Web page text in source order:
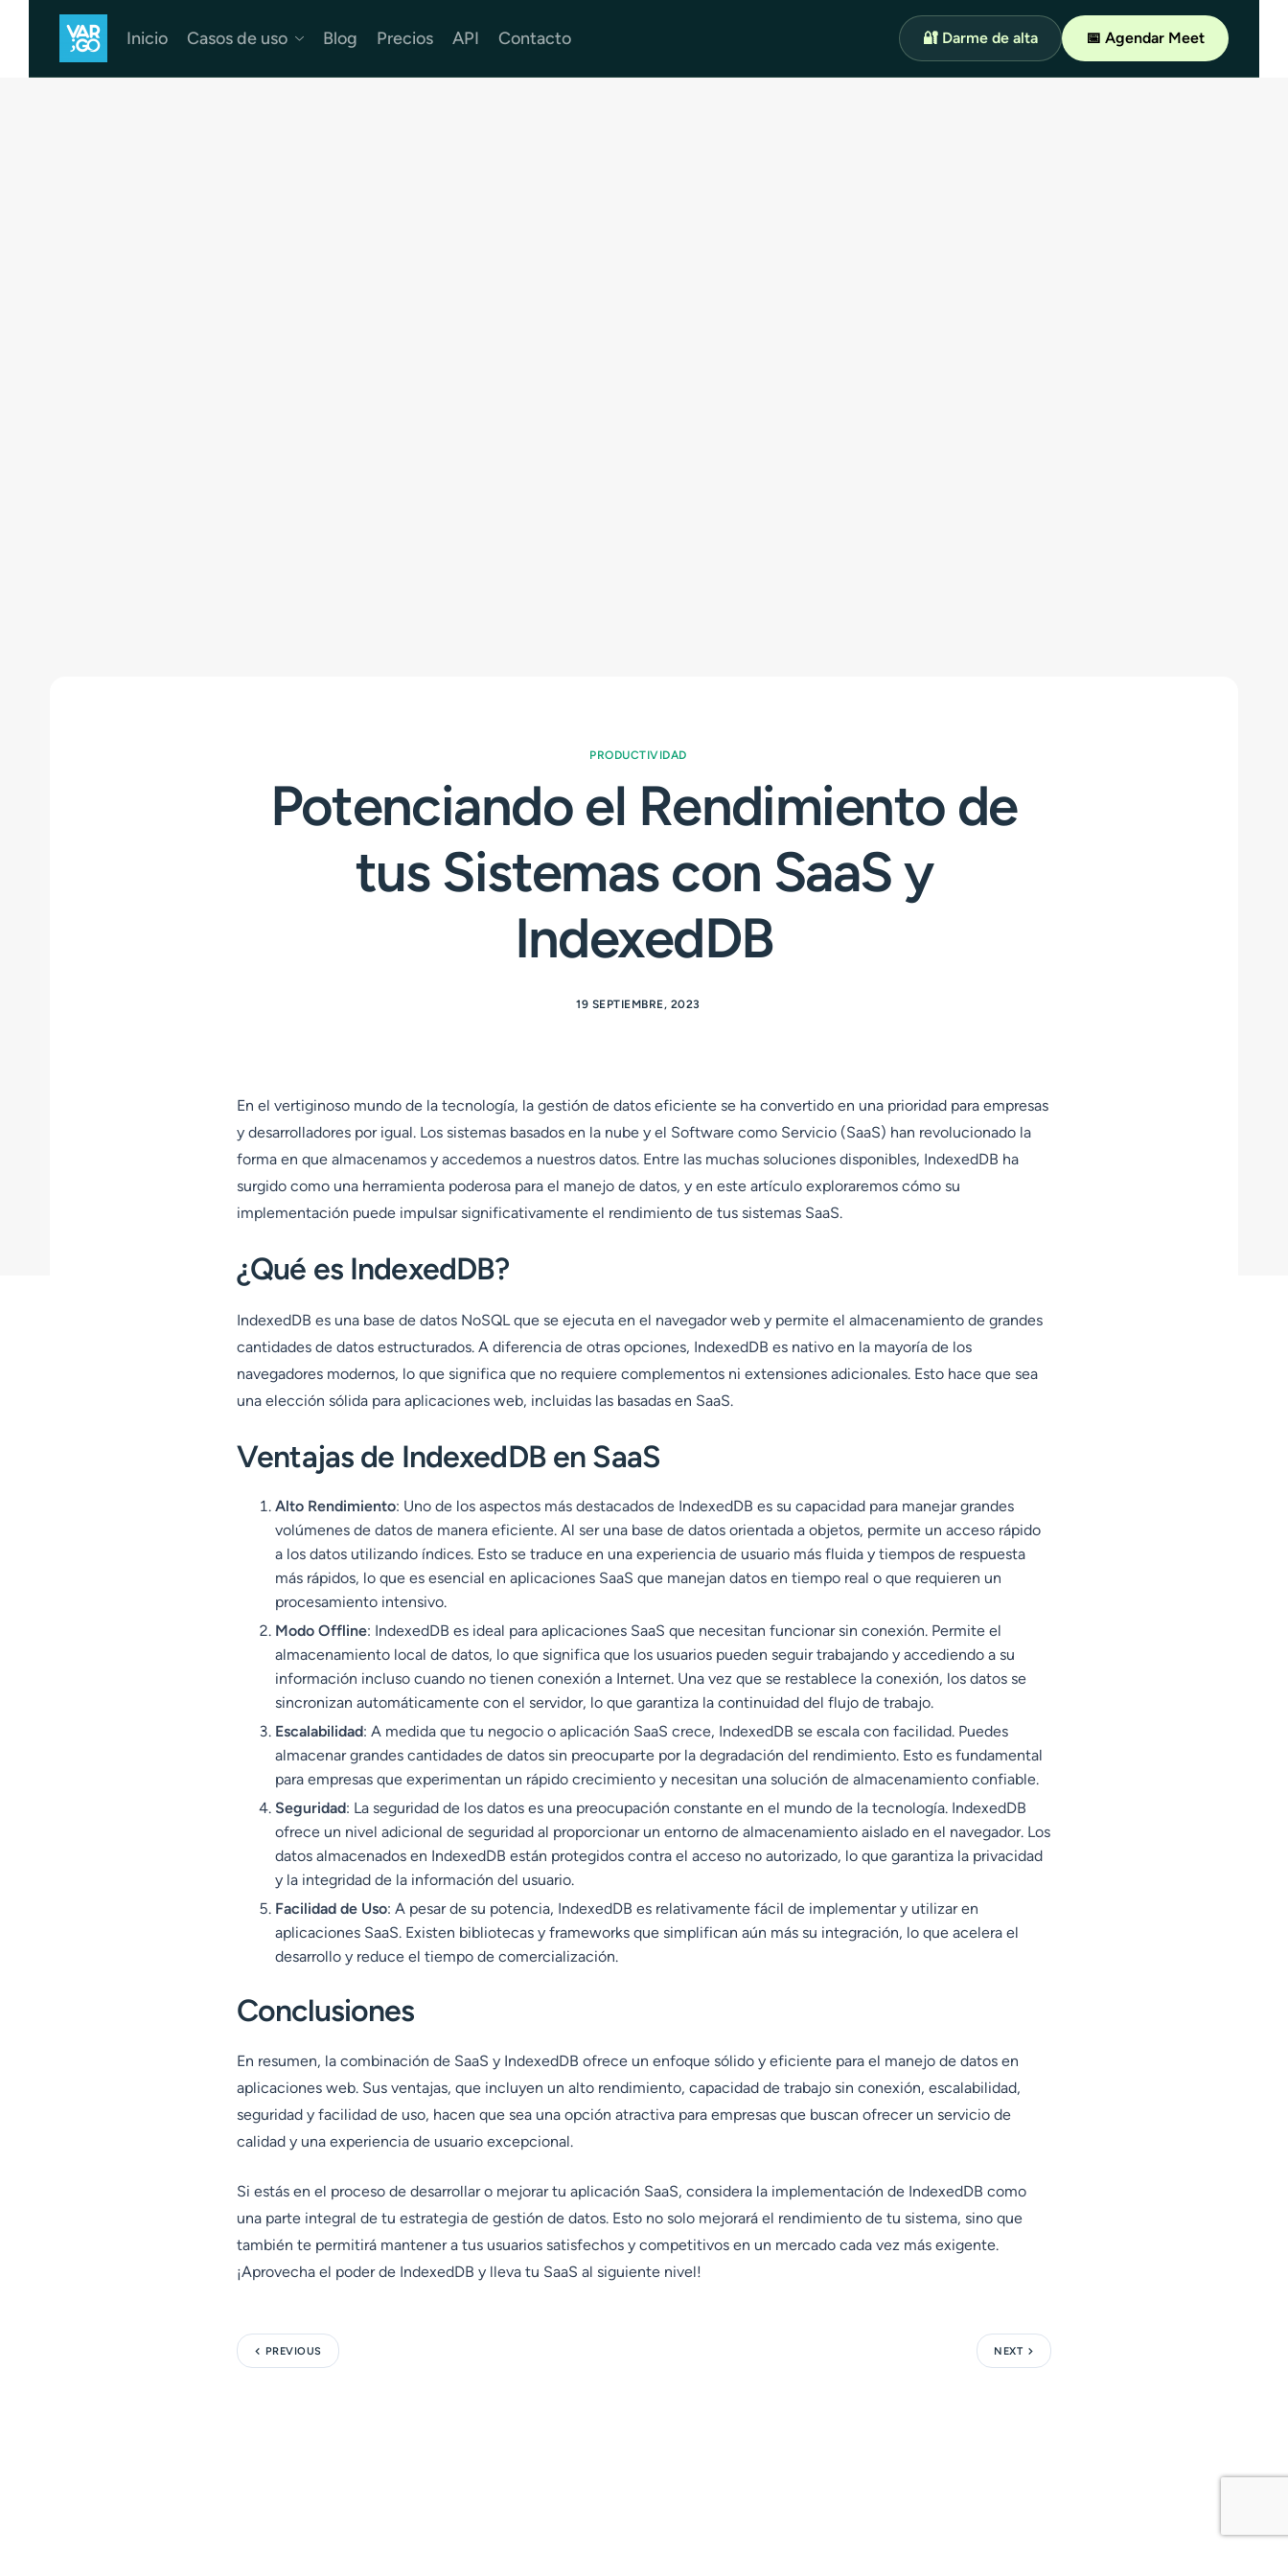
Inicio Casos de uso Blog Precios API Contacto 🔐 Darme de alta 📅 Agendar Meet
PRODUCTIVIDAD
Potenciando el Rendimiento de
tus Sistemas con SaaS y
IndexedDB
19 SEPTIEMBRE, 2023
En el vertiginoso mundo de la tecnología, la gestión de datos eficiente se ha convertido en una prioridad para empresas
y desarrolladores por igual. Los sistemas basados en la nube y el Software como Servicio (SaaS) han revolucionado la
forma en que almacenamos y accedemos a nuestros datos. Entre las muchas soluciones disponibles, IndexedDB ha
surgido como una herramienta poderosa para el manejo de datos, y en este artículo exploraremos cómo su
implementación puede impulsar significativamente el rendimiento de tus sistemas SaaS.
¿Qué es IndexedDB?
IndexedDB es una base de datos NoSQL que se ejecuta en el navegador web y permite el almacenamiento de grandes
cantidades de datos estructurados. A diferencia de otras opciones, IndexedDB es nativo en la mayoría de los
navegadores modernos, lo que significa que no requiere complementos ni extensiones adicionales. Esto hace que sea
una elección sólida para aplicaciones web, incluidas las basadas en SaaS.
Ventajas de IndexedDB en SaaS
Alto Rendimiento: Uno de los aspectos más destacados de IndexedDB es su capacidad para manejar grandes
volúmenes de datos de manera eficiente. Al ser una base de datos orientada a objetos, permite un acceso rápido
a los datos utilizando índices. Esto se traduce en una experiencia de usuario más fluida y tiempos de respuesta
más rápidos, lo que es esencial en aplicaciones SaaS que manejan datos en tiempo real o que requieren un
procesamiento intensivo.
Modo Offline: IndexedDB es ideal para aplicaciones SaaS que necesitan funcionar sin conexión. Permite el
almacenamiento local de datos, lo que significa que los usuarios pueden seguir trabajando y accediendo a su
información incluso cuando no tienen conexión a Internet. Una vez que se restablece la conexión, los datos se
sincronizan automáticamente con el servidor, lo que garantiza la continuidad del flujo de trabajo.
Escalabilidad: A medida que tu negocio o aplicación SaaS crece, IndexedDB se escala con facilidad. Puedes
almacenar grandes cantidades de datos sin preocuparte por la degradación del rendimiento. Esto es fundamental
para empresas que experimentan un rápido crecimiento y necesitan una solución de almacenamiento confiable.
Seguridad: La seguridad de los datos es una preocupación constante en el mundo de la tecnología. IndexedDB
ofrece un nivel adicional de seguridad al proporcionar un entorno de almacenamiento aislado en el navegador. Los
datos almacenados en IndexedDB están protegidos contra el acceso no autorizado, lo que garantiza la privacidad
y la integridad de la información del usuario.
Facilidad de Uso: A pesar de su potencia, IndexedDB es relativamente fácil de implementar y utilizar en
aplicaciones SaaS. Existen bibliotecas y frameworks que simplifican aún más su integración, lo que acelera el
desarrollo y reduce el tiempo de comercialización.
Conclusiones
En resumen, la combinación de SaaS y IndexedDB ofrece un enfoque sólido y eficiente para el manejo de datos en
aplicaciones web. Sus ventajas, que incluyen un alto rendimiento, capacidad de trabajo sin conexión, escalabilidad,
seguridad y facilidad de uso, hacen que sea una opción atractiva para empresas que buscan ofrecer un servicio de
calidad y una experiencia de usuario excepcional.
Si estás en el proceso de desarrollar o mejorar tu aplicación SaaS, considera la implementación de IndexedDB como
una parte integral de tu estrategia de gestión de datos. Esto no solo mejorará el rendimiento de tu sistema, sino que
también te permitirá mantener a tus usuarios satisfechos y competitivos en un mercado cada vez más exigente.
¡Aprovecha el poder de IndexedDB y lleva tu SaaS al siguiente nivel!
PREVIOUS NEXT